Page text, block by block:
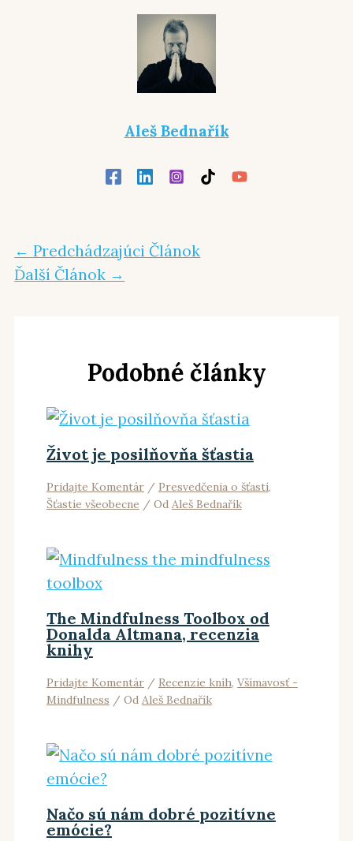
Aleš Bednařík
← Predchádzajúci Článok
Ďalší Článok →
Podobné články
Život je posilňovňa šťastia
Pridajte Komentár / Presvedčenia o šťastí,
Šťastie všeobecne / Od Aleš Bednařík
The Mindfulness Toolbox od
Donalda Altmana, recenzia
knihy
Pridajte Komentár / Recenzie kníh, Všímavosť -
Mindfulness / Od Aleš Bednařík
Načo sú nám dobré pozitívne
emócie?